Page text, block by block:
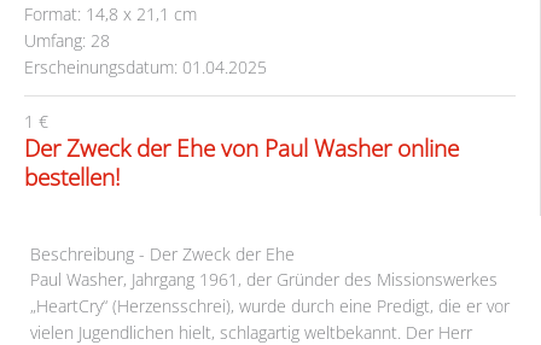
Format: 14,8 x 21,1 cm
Umfang: 28
Erscheinungsdatum: 01.04.2025
1 €
Der Zweck der Ehe von Paul Washer online
bestellen!
Beschreibung - Der Zweck der Ehe
Paul Washer, Jahrgang 1961, der Gründer des Missionswerkes
„HeartCry“ (Herzensschrei), wurde durch eine Predigt, die er vor
vielen Jugendlichen hielt, schlagartig weltbekannt. Der Herr